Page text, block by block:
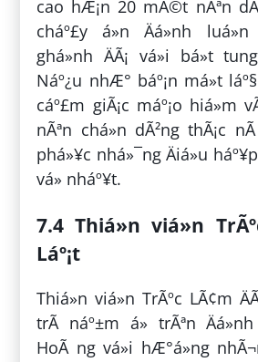
cao hÆ¡n 20 mÃ©t nÃªn
cháº£y á»n Äá»nh
ghá»nh ÄÃ¡ vá»i bá»t
Náº¿u nhÆ° báº¡n má»t
cáº£m giÃ¡c máº¡o
nÃªn chá»n dÃ²ng thÃ¡c
phá»¥c nhá»¯ng Äiá»u
vá» nháº¥t.
7.4 Thiá»n viá»n
Láº¡t
Thiá»n viá»n TrÃºc LÃ¢m
trÃ­ náº±m á» trÃªn
HoÃ ng vá»i hÆ°á»ng